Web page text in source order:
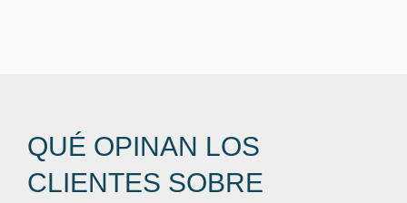
QUÉ OPINAN LOS
CLIENTES SOBRE